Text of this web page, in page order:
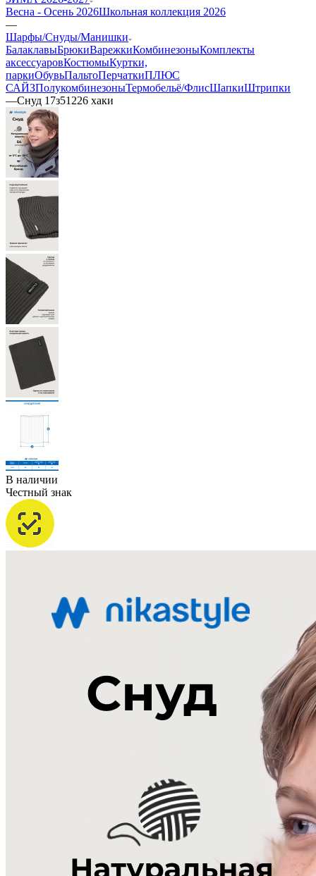
Весна - Осень 2026Школьная коллекция 2026
—
Шарфы/Снуды/Манишки
БалаклавыБрюкиВарежкиКомбинезоныКомплекты
аксессуаровКостюмыКуртки,
паркиОбувьПальтоПерчаткиПЛЮС
САЙЗПолукомбинезоныТермобельё/ФлисШапкиШтрипки
—Снуд 17з51226 хаки
В наличии
Честный знак